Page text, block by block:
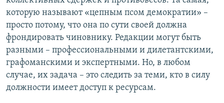
которую называют «цепным псом демократии» –
просто потому, что она по сути своей должна
фрондировать чиновнику. Редакции могут быть
разными – профессиональными и дилетантскими,
графоманскими и экспертными. Но, в любом
случае, их задача – это следить за теми, кто в силу
должности имеет доступ к ресурсам.